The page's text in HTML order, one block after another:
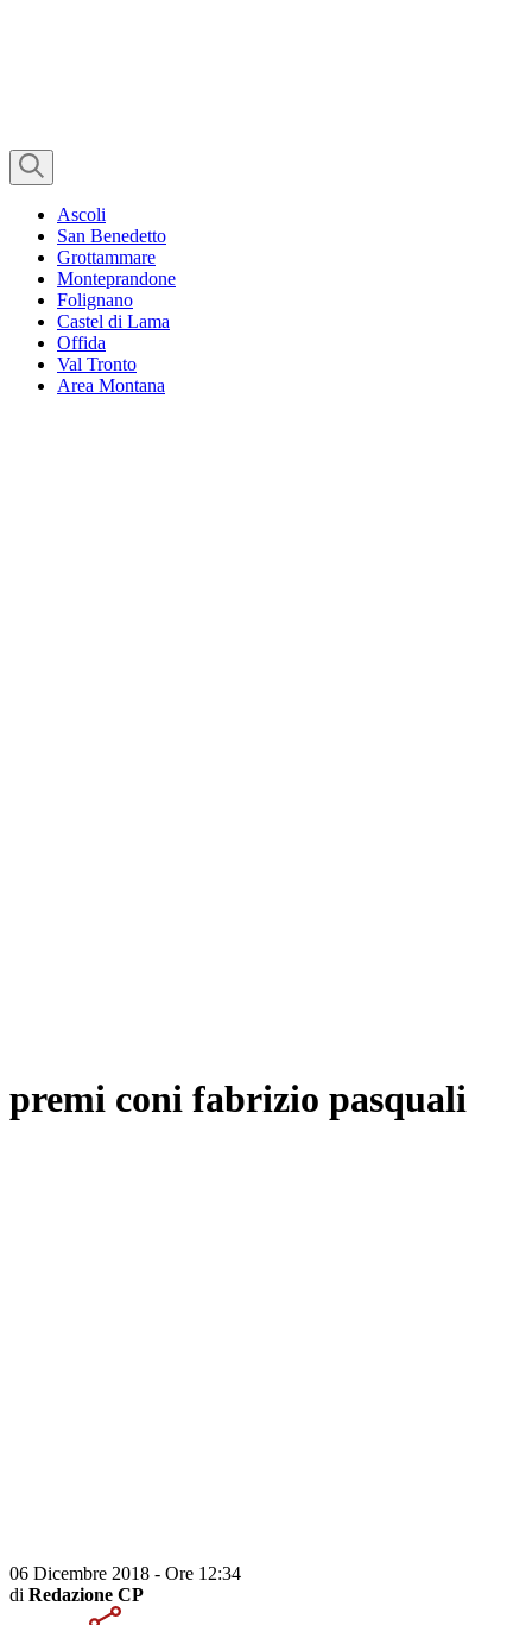
Ascoli
San Benedetto
Grottammare
Monteprandone
Folignano
Castel di Lama
Offida
Val Tronto
Area Montana
premi coni fabrizio pasquali
06 Dicembre 2018 - Ore 12:34
di Redazione CP